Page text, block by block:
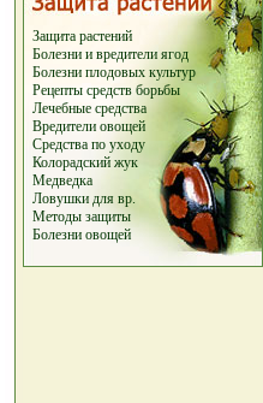
Защита растений
Болезни и вредители ягод
Болезни плодовых культур
Рецепты средств борьбы
Лечебные средства
Вредители овощей
Средства по уходу
Колорадский жук
Медведка
Ловушки для вр.
Методы защиты
Болезни овощей